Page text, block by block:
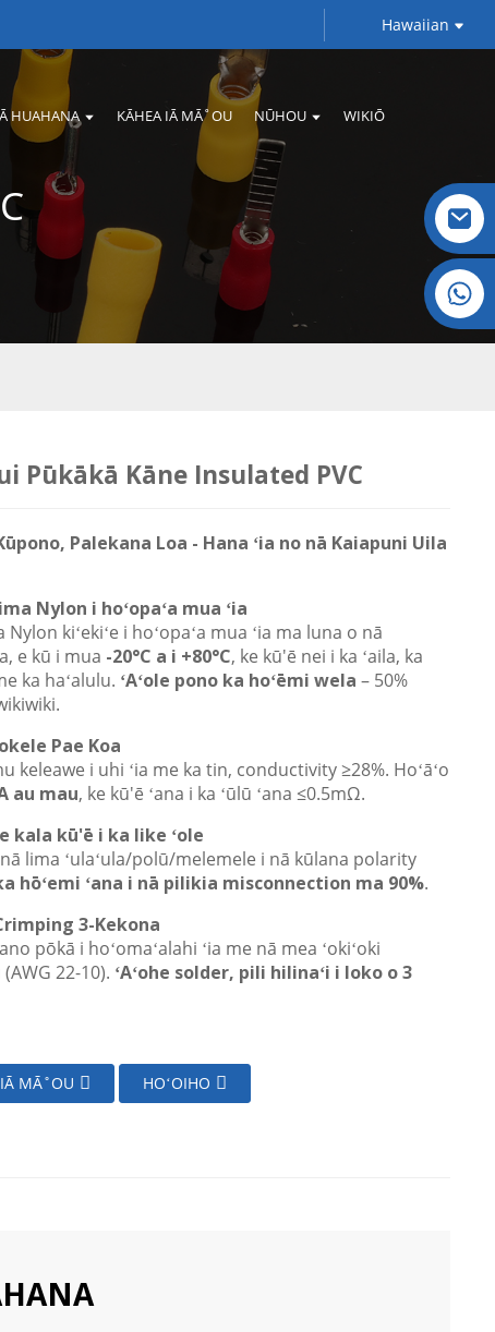
Hawaiian
HUAHANA KĀHEA IĀ MĀ˚OU NŪHOU WIKIŌ
Crystal: +86 19032081821
Pūkākā Kāne Insulated PVC
Palekana Loa - Hana ʻia no nā Kaiapuni Uila
Nylon i hoʻopaʻa mua ʻia
Nylon kiʻekiʻe i hoʻopaʻa mua ʻia ma luna o nā
e kū i mua -20°C a i +80°C, ke kū'ē nei i ka ʻaila, ka
ka haʻalulu. ʻAʻole pono ka hoʻēmi wela – 50%
Pae Koa
keleawe i uhi ʻia me ka tin, conductivity ≥28%. Hoʻāʻo
au mau, ke kū'ē ʻana i ka ʻūlū ʻana ≤0.5mΩ.
kala kū'ē i ka like ʻole
lima ʻulaʻula/polū/melemele i nā kūlana polarity
hōʻemi ʻana i nā pilikia misconnection ma 90%.
3-Kekona
pōkā i hoʻomaʻalahi ʻia me nā mea ʻokiʻoki
22-10). ʻAʻohe solder, pili hilinaʻi i loko o 3
MĀ˚OU HOʻOIHO